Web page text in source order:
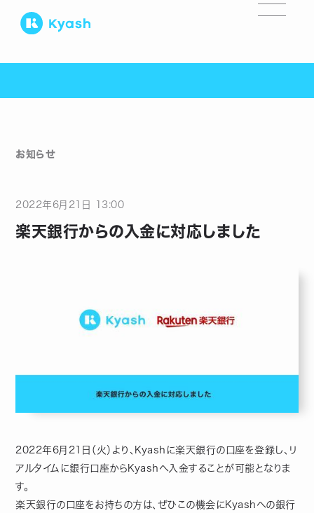
お知らせ
2022年 6月 21 日 13:00
楽天銀行からの入金に対応しました
2022年6月21日（火）より、Kyashに楽天銀行の口座を登録し、リ
アルタイムに銀行口座からKyashへ入金することが可能となりま
す。
楽天銀行の口座をお持ちの方は、ぜひこの機会にKyashへの銀行